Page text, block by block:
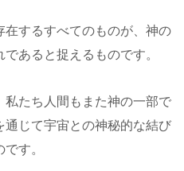
在するすべてのものが、神の
あると捉えるものです。
私たち人間もまた神の一部で
じて宇宙との神秘的な結び
す。